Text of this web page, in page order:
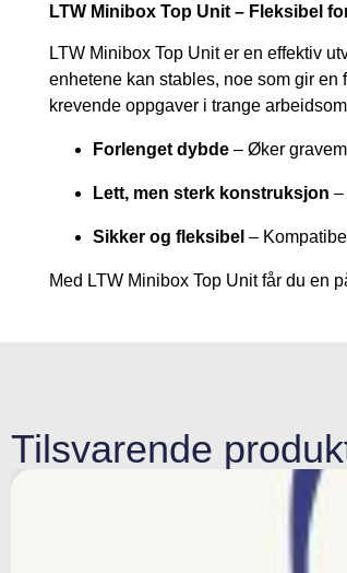
LTW Minibox Top Unit – Fleksibel
LTW Minibox Top Unit er en effektiv
enhetene kan stables, noe som gir
krevende oppgaver i trange
Forlenget dybde – Øker
Lett, men sterk konstruksjon –
Sikker og fleksibel –
Med LTW Minibox Top Unit får du en
Tilsvarende